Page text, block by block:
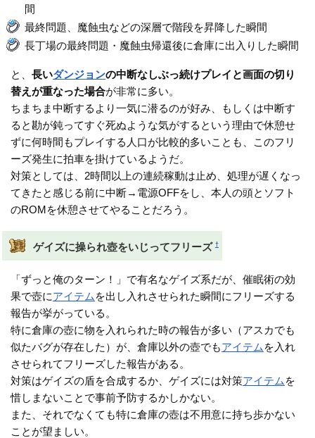
間
最終問題、魔蝕虫などの深層で階段を昇降した瞬間
長丁場の最終問題・魔蝕虫帰還後に倉庫に出入りした瞬間
と、長いダンジョンの中断なしぶっ続けプレイと画面の切り
替えが重なった場合が非常に多い。
ちまちま中断するより一気に潜るのが好み、もしくは中断す
ると勘が鈍ってすぐ死ぬような気がするという理由で休憩せ
ずに何時間もプレイする人口が比較的多いことも、このフリ
ーズ発生に拍車を掛けているようだ。
対策としては、2時間以上の連続稼動は止め、処理が遅くなっ
てきたと感じる前に中断→電源OFFをし、本人の頭とソフト
のROMを休憩させてやることだろう。
ゲイズに操られ壺をいじってフリーズ †
「ずっと俺のターン！」で有名なゲイズ系だが、催眠術の効
果で壺にアイテム を出し入れさせられた瞬間にフリーズする
報告が挙がっている。
特に倉庫の壺に物を入れられた時の報告が多い（アスカでも
似たバグが存在した）が、倉庫以外の壺でもアイテム を入れ
させられてフリーズした報告がある。
対策はゲイズの盾を合成するか、ゲイズには対策アイテム を
惜しまないことで事前予防するかしかない。
また、それでなくても特に倉庫の壺は不用意に持ち歩かない
ことが望ましい。